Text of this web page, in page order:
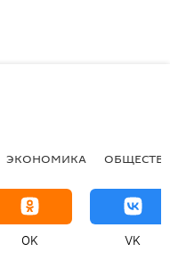
ЭКОНОМИКА
OK VK